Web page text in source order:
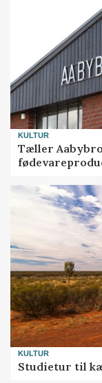
KULTUR
Tæller Aabybro
KULTUR
Studietur til